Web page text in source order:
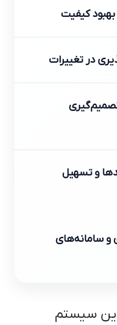
کیفیت
در تغییرات
و تسهیل
و سامانه‌های
سیستم